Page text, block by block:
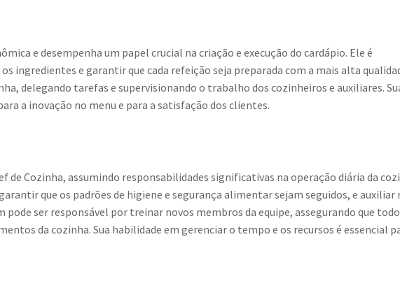
e desempenha um papel crucial na criação e execução do cardápio. Ele é
ingredientes e garantir que cada refeição seja preparada com a mais alta
delegando tarefas e supervisionando o trabalho dos cozinheiros e auxiliares.
a inovação no menu e para a satisfação dos clientes.
de Cozinha, assumindo responsabilidades significativas na operação diária da
que os padrões de higiene e segurança alimentar sejam seguidos, e auxiliar
pode ser responsável por treinar novos membros da equipe, assegurando que
da cozinha. Sua habilidade em gerenciar o tempo e os recursos é essencial